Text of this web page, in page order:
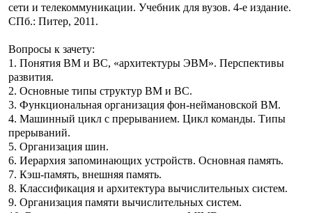
сети и телекоммуникации. Учебник для вузов. 4-е издание.
СПб.: Питер, 2011.
Вопросы к зачету:
1. Понятия ВМ и ВС, «архитектуры ЭВМ». Перспективы
развития.
2. Основные типы структур ВМ и ВС.
3. Функциональная организация фон-неймановской ВМ.
4. Машинный цикл с прерыванием. Цикл команды. Типы
прерываний.
5. Организация шин.
6. Иерархия запоминающих устройств. Основная память.
7. Кэш-память, внешняя память.
8. Классификация и архитектура вычислительных систем.
9. Организация памяти вычислительных систем.